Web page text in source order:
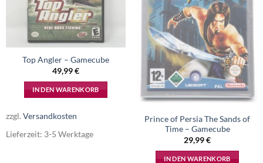
Top Angler – Gamecube
49,99€
IN DEN WARENKORB
zzgl. Versandkosten
Lieferzeit: 3-5 Werktage
Prince of Persia The Sands of
Time – Gamecube
29,99€
IN DEN WARENKORB